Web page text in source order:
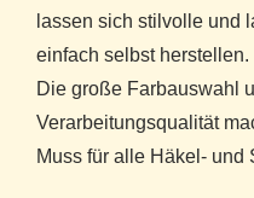
lassen sich stilvolle und
einfach selbst herstellen.
Die große Farbauswahl
Verarbeitungsqualität
Muss für alle Häkel- und